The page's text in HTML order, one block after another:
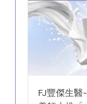
FJ豐傑生